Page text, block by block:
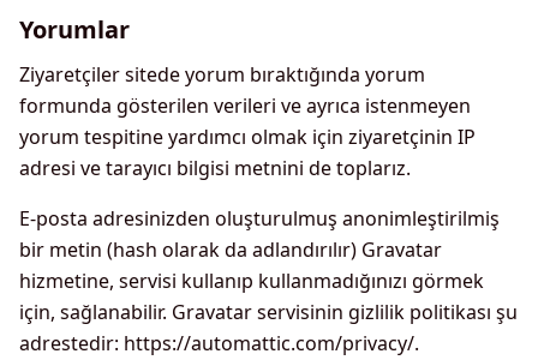
Yorumlar
Ziyaretçiler sitede yorum bıraktığında yorum
formunda gösterilen verileri ve ayrıca istenmeyen
yorum tespitine yardımcı olmak için ziyaretçinin IP
adresi ve tarayıcı bilgisi metnini de toplarız.
E-posta adresinizden oluşturulmuş anonimleştirilmiş
bir metin (hash olarak da adlandırılır) Gravatar
hizmetine, servisi kullanıp kullanmadığınızı görmek
için, sağlanabilir. Gravatar servisinin gizlilik politikası şu
adrestedir: https://automattic.com/privacy/.